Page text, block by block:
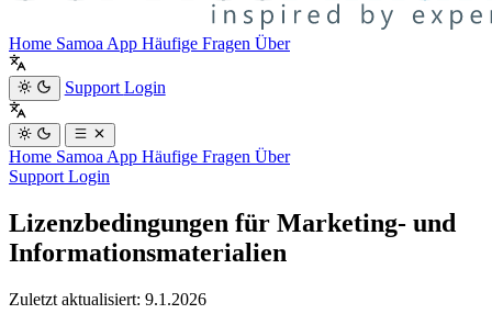
Home Samoa App Häufige Fragen Über
SupportLogin
Home Samoa App Häufige Fragen Über
Support Login
Lizenzbedingungen für Marketing- und
Informationsmaterialien
Zuletzt aktualisiert: 9.1.2026